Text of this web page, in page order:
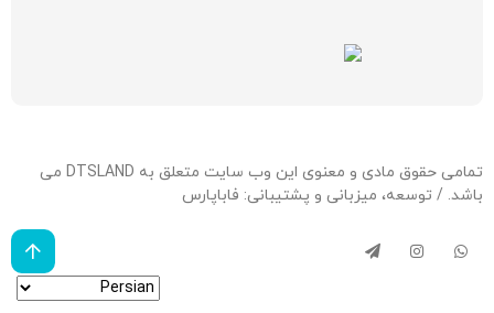
تمامی حقوق مادی و معنوی این وب سایت متعلق به DTSLAND می
باشد. / توسعه، میزبانی و پشتیبانی: فاباپارس